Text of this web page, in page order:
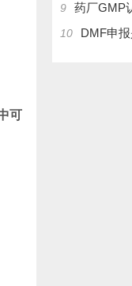
可
9 药厂GMP
10 DMF申报是什么，